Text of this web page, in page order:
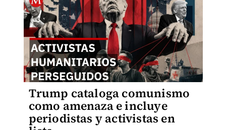
Trump cataloga comunismo
como amenaza e incluye
periodistas y activistas en